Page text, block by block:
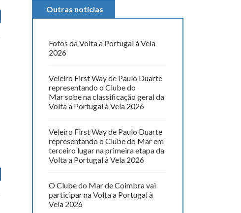
Outras notícias
Fotos da Volta a Portugal à Vela
2026
Veleiro First Way de Paulo Duarte
representando o Clube do
Mar sobe na classificação geral da
Volta a Portugal à Vela 2026
Veleiro First Way de Paulo Duarte
representando o Clube do Mar em
terceiro lugar na primeira etapa da
Volta a Portugal à Vela 2026
O Clube do Mar de Coimbra vai
participar na Volta a Portugal à
Vela 2026